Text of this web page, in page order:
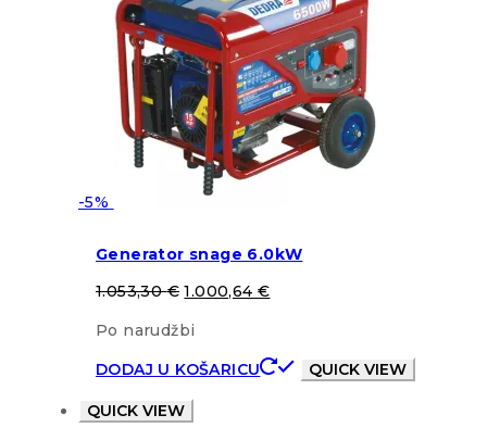
-5%
Generator snage 6.0kW
1.053,30€ 1.000,64€
Po narudžbi
DODAJ U KOŠARICU
QUICK VIEW
QUICK VIEW